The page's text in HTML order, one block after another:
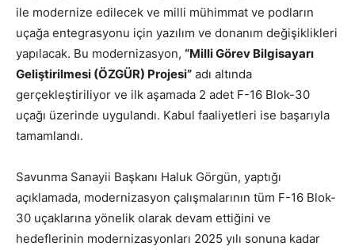
ile modernize edilecek ve milli mühimmat ve podların
uçağa entegrasyonu için yazılım ve donanım değişiklikleri
yapılacak. Bu modernizasyon, “Milli Görev Bilgisayarı
Geliştirilmesi (ÖZGÜR) Projesi” adı altında
gerçekleştiriliyor ve ilk aşamada 2 adet F-16 Blok-30
uçağı üzerinde uygulandı. Kabul faaliyetleri ise başarıyla
tamamlandı.
Savunma Sanayii Başkanı Haluk Görgün, yaptığı
açıklamada, modernizasyon çalışmalarının tüm F-16 Blok-
30 uçaklarına yönelik olarak devam ettiğini ve
hedeflerinin modernizasyonları 2025 yılı sonuna kadar